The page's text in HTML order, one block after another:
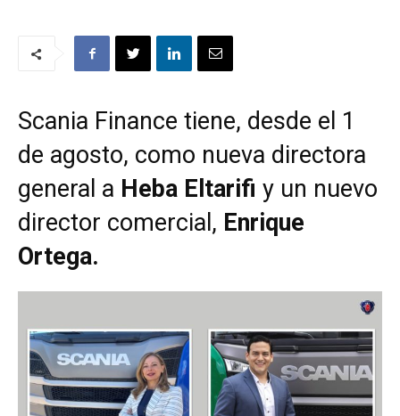
Scania Finance tiene, desde el 1
de agosto, como nueva directora
general a Heba Eltarifi y un nuevo
director comercial, Enrique
Ortega.